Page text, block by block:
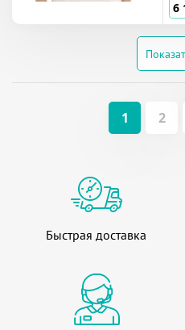
6
1 2
Быстрая доставка